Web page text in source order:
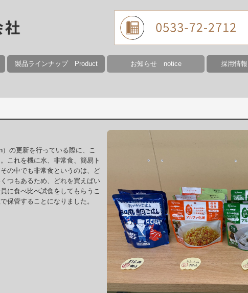
製品ラインナップ Product お知らせ notice 採用情
）の更新を行っている際に、こ
これを機に水、非常食、簡易ト
の中でも非常食というのは、ど
つもあるため、どれを買えばい
に食べ比べ試食をしてもらうこ
保管することになりました。